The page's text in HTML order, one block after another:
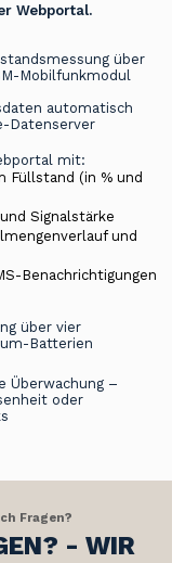
Webportal.
über
Mobilfunkmodul
automatisch
Datenserver
mit:
Füllstand (in % und
Signalstärke
und
Benachrichtigungen
über vier
Batterien
Überwachung –
oder
Fragen?
- WIR